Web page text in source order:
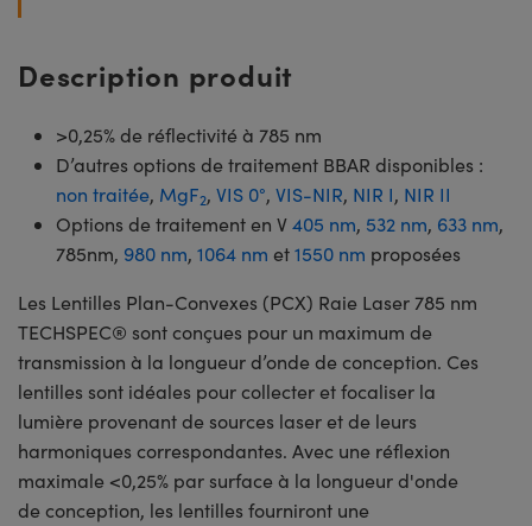
Description produit
>0,25% de réflectivité à 785 nm
D’autres options de traitement BBAR disponibles :
non traitée, MgF2, VIS 0°, VIS-NIR, NIR I, NIR II
Options de traitement en V405 nm, 532 nm, 633 nm,
785nm, 980 nm, 1064 nm et1550 nm proposées
Les Lentilles Plan-Convexes (PCX) Raie Laser 785 nm
TECHSPEC® sont conçues pour un maximum de
transmission à la longueur d’onde de conception. Ces
lentilles sont idéales pour collecter et focaliser la
lumière provenant de sources laser et de leurs
harmoniques correspondantes. Avec une réflexion
maximale <0,25% par surface à la longueur d'onde
de conception, les lentilles fourniront une